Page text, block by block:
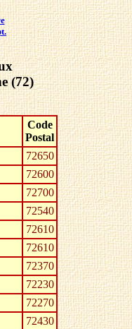
(72)
Code
Postal
72650
72600
72700
72540
72610
72610
72370
72230
72270
72430